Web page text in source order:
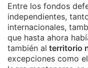
Entre los fondos
independientes,
internacionales,
que hasta ahora
también al territorio
excepciones como el